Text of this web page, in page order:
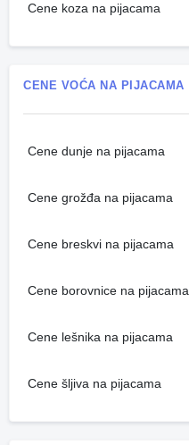
Cene koza na pijacama
CENE VOĆA NA PIJACAMA
Cene dunje na pijacama
Cene grožđa na pijacama
Cene breskvi na pijacama
Cene borovnice na pijacama
Cene lešnika na pijacama
Cene šljiva na pijacama